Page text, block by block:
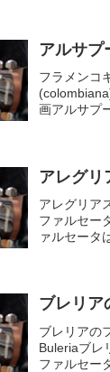
アルサ
フラメンコ
画アルサプ
アレグ
アレグリア
ファルセー
ァルセータ
ブレリ
ブレリアの
Buleriaブレ
ファルセー